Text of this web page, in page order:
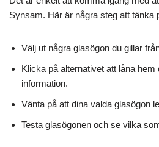
Synsam. Här är några steg att tänka
Välj ut några glasögon du gillar
Klicka på alternativet att låna hem
information.
Vänta på att dina valda glasögon
Testa glasögonen och se vilka